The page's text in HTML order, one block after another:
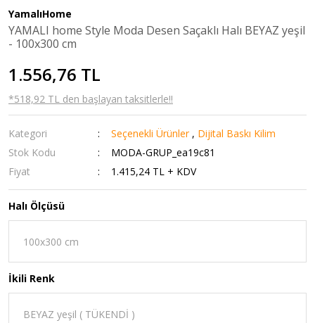
YamalıHome
YAMALI home Style Moda Desen Saçaklı Halı BEYAZ yeşil
- 100x300 cm
1.556,76 TL
*518,92 TL den başlayan taksitlerle!!
Kategori Seçenekli Ürünler , Dijital Baskı Kilim
Stok Kodu
MODA-GRUP_ea19c81
Fiyat
1.415,24 TL + KDV
Halı Ölçüsü
İkili Renk